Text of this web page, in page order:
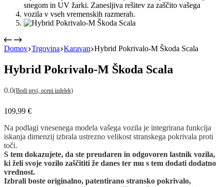
Domov Trgovina Karavan Hybrid Pokrivalo-M Škoda Scala
Hybrid Pokrivalo-M Škoda Scala
0.0(Bodi prvi, oceni izdelek)
109,99 €
Na podlagi vnesenega modela vašega vozila je integrirana funkcija
iskanja dimenzij izbrala ustrezno velikost stranskega pokrivala proti
toči.
S tem dokazujete, da ste preudaren in odgovoren lastnik vozila,
ki želi svoje vozilo zaščititi že danes ter mu s tem dodati dodatno
vrednost.
Izbrali boste originalno, patentirano stransko pokrivalo,